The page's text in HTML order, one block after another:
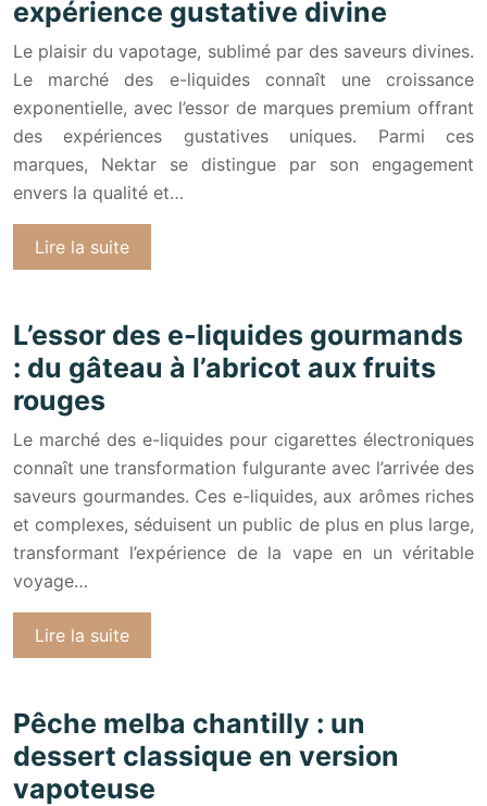
expérience gustative divine
Le plaisir du vapotage, sublimé par des saveurs divines.
Le marché des e-liquides connaît une croissance
exponentielle, avec l’essor de marques premium offrant
des expériences gustatives uniques. Parmi ces
marques, Nektar se distingue par son engagement
envers la qualité et…
Lire la suite
L’essor des e-liquides gourmands
: du gâteau à l’abricot aux fruits
rouges
Le marché des e-liquides pour cigarettes électroniques
connaît une transformation fulgurante avec l’arrivée des
saveurs gourmandes. Ces e-liquides, aux arômes riches
et complexes, séduisent un public de plus en plus large,
transformant l’expérience de la vape en un véritable
voyage…
Lire la suite
Pêche melba chantilly : un
dessert classique en version
vapoteuse